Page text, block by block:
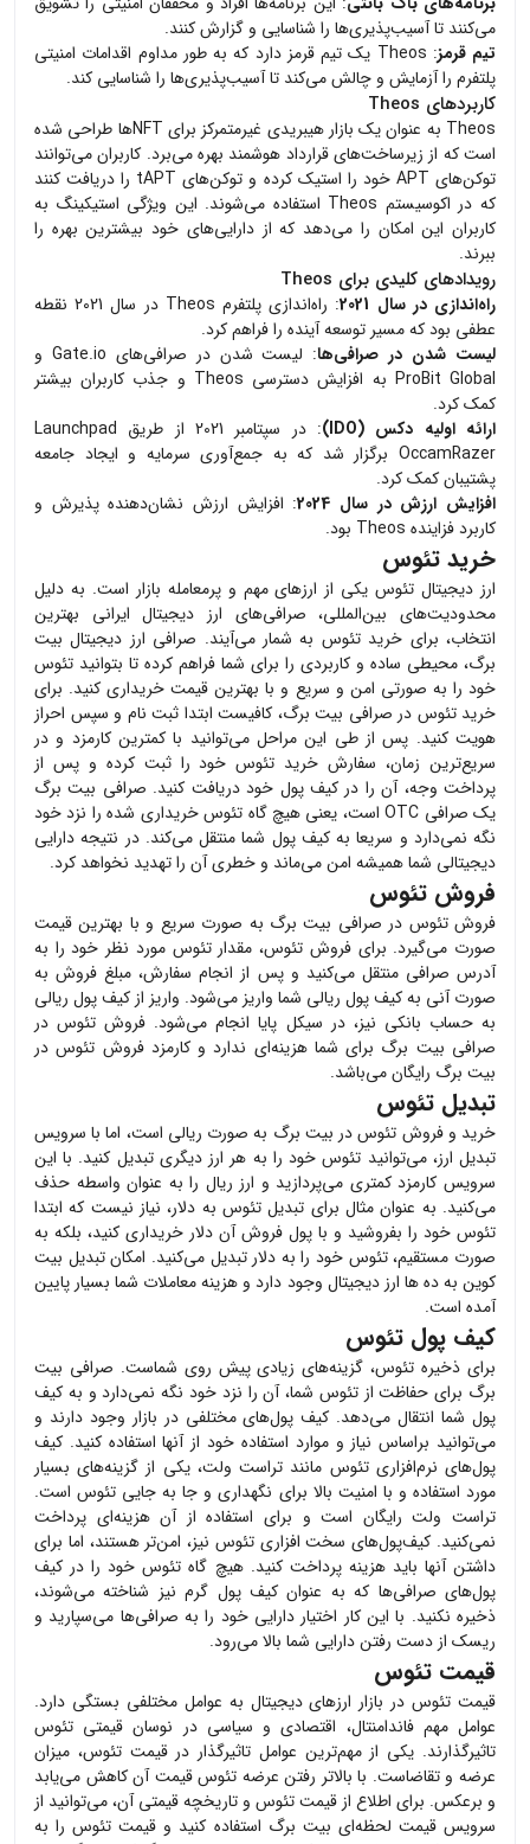
می‌کنند تا آسیب‌پذیری‌ها را شناسایی و گزارش کنند.
تیم قرمز
: Theos یک تیم قرمز دارد که به طور مداوم اقدامات امنیتی
پلتفرم را آزمایش و چالش می‌کند تا آسیب‌پذیری‌ها را شناسایی کند.
کاربردهای Theos
Theos به عنوان یک بازار هیبریدی غیرمتمرکز برای NFT‌ها طراحی شده
است که از زیرساخت‌های قرارداد هوشمند بهره می‌برد. کاربران می‌توانند
توکن‌های APT خود را استیک کرده و توکن‌های tAPT را دریافت کنند
که در اکوسیستم Theos استفاده می‌شوند. این ویژگی استیکینگ به
کاربران این امکان را می‌دهد که از دارایی‌های خود بیشترین بهره را
ببرند.
رویدادهای کلیدی برای Theos
راه‌اندازی در سال 2021
: راه‌اندازی پلتفرم Theos در سال 2021 نقطه
عطفی بود که مسیر توسعه آینده را فراهم کرد.
لیست شدن در صرافی‌ها
: لیست شدن در صرافی‌های Gate.io و
ProBit Global به افزایش دسترسی Theos و جذب کاربران بیشتر
کمک کرد.
ارائه اولیه دکس (IDO)
: در سپتامبر 2021 از طریق Launchpad
OccamRazer برگزار شد که به جمع‌آوری سرمایه و ایجاد جامعه
پشتیبان کمک کرد.
افزایش ارزش در سال 2024
: افزایش ارزش نشان‌دهنده پذیرش و
کاربرد فزاینده Theos بود.
خرید تئوس
ارز دیجیتال تئوسیکی از ارزهای مهم و پرمعامله بازار است. به دلیل
محدودیت‌های بین‌المللی، صرافی‌های ارز دیجیتال ایرانی بهترین
انتخاب، برای خریدتئوس به شمار می‌آیند. صرافی ارز دیجیتال بیت
برگ، محیطی ساده و کاربردی را برای شما فراهم کرده تا بتوانید تئوس
خود را به صورتی امن و سریع و با بهترین قیمت خریداری کنید. برای
خریدتئوس در صرافی بیت برگ، کافیست ابتدا ثبت نام و سپس احراز
هویت کنید. پس از طی این مراحل می‌توانید با کمترین کارمزد و در
سریع‌ترین زمان، سفارش خرید تئوسخود را ثبت کرده و پس از
پرداخت وجه، آن را در کیف پول خود دریافت کنید. صرافی بیت برگ
یک صرافی OTC است، یعنی هیچ گاه
تئوس خریداری شده را نزد خود
نگه نمی‌دارد و سریعا به کیف پول شما منتقل می‌کند. در نتیجه دارایی
دیجیتالی شما همیشه امن می‌ماند و خطری آن را تهدید نخواهد کرد.
فروش تئوس
فروشتئوس در صرافی بیت برگ به صورت سریع و با بهترین قیمت
صورت می‌گیرد. برای فروش تئوس، مقدارتئوس مورد نظر خود را به
آدرس صرافی منتقل می‌کنید و پس از انجام سفارش، مبلغ فروش به
صورت آنی به کیف پول ریالی شما واریز می‌شود. واریز از کیف پول ریالی
به حساب بانکی نیز، در سیکل پایا انجام می‌شود. فروش تئوسدر
صرافی بیت برگ برای شما هزینه‌ای ندارد و کارمزد فروش تئوسدر
بیت برگ رایگان می‌باشد.
تبدیل تئوس
خرید و فروش تئوسدر بیت برگ به صورت ریالی است، اما با سرویس
تبدیل ارز، می‌توانید تئوسخود را به هر ارز دیگری تبدیل کنید. با این
سرویس کارمزد کمتری می‌پردازید و ارز ریال را به عنوان واسطه حذف
می‌کنید. به عنوان مثال برای تبدیل تئوس به دلار، نیاز نیست که ابتدا
تئوس خود را بفروشید و با پول فروش آن دلار خریداری کنید، بلکه به
صورت مستقیم،تئوس خود را به دلار تبدیل می‌کنید. امکان تبدیل بیت
کوین به ده ها ارز دیجیتال وجود دارد و هزینه معاملات شما بسیار پایین
آمده است.
کیف پول تئوس
برای ذخیره تئوس، گزینه‌های زیادی پیش روی شماست. صرافی بیت
برگ برای حفاظت ازتئوس شما، آن را نزد خود نگه نمی‌دارد و به کیف
پول شما انتقال می‌دهد. کیف پول‌های مختلفی در بازار وجود دارند و
می‌توانید براساس نیاز و موارد استفاده خود از آنها استفاده کنید. کیف
پول‌های نرم‌افزاریتئوس مانند تراست ولت، یکی از گزینه‌های بسیار
مورد استفاده و با امنیت بالا برای نگهداری و جا به جایی تئوساست.
تراست ولت رایگان است و برای استفاده از آن هزینه‌ای پرداخت
نمی‌کنید. کیف‌پول‌های سخت افزاریتئوس نیز، امن‌تر هستند، اما برای
داشتن آنها باید هزینه پرداخت کنید. هیچ گاه تئوسخود را در کیف
پول‌های صرافی‌ها که به عنوان کیف پول گرم نیز شناخته می‌شوند،
ذخیره نکنید. با این کار اختیار دارایی خود را به صرافی‌ها می‌سپارید و
ریسک از دست رفتن دارایی شما بالا می‌رود.
قیمت تئوس
قیمت تئوسدر بازار ارزهای دیجیتال به عوامل مختلفی بستگی دارد.
عوامل مهم فاندامنتال، اقتصادی و سیاسی در نوسان قیمتی تئوس
تاثیرگذارند. یکی از مهم‌ترین عوامل تاثیرگذار در قیمتتئوس، میزان
عرضه و تقاضاست. با بالاتر رفتن عرضه تئوسقیمت آن کاهش می‌یابد
و برعکس. برای اطلاع از قیمتتئوس و تاریخچه قیمتی آن، می‌توانید از
سرویس قیمت لحظه‌ای بیت برگ استفاده کنید و قیمت تئوسرا به